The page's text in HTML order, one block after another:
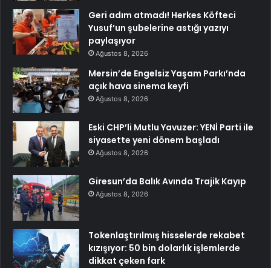
Geri adım atmadı! Herkes Köfteci
Yusuf’un şubelerine astığı yazıyı
paylaşıyor
Ağustos 8, 2026
Mersin’de Engelsiz Yaşam Parkı’nda
açık hava sinema keyfi
Ağustos 8, 2026
Eski CHP’li Mutlu Yavuzer: YENİ Parti ile
siyasette yeni dönem başladı
Ağustos 8, 2026
Giresun’da Balık Avında Trajik Kayıp
Ağustos 8, 2026
Tokenlaştırılmış hisselerde rekabet
kızışıyor: 50 bin dolarlık işlemlerde
dikkat çeken fark